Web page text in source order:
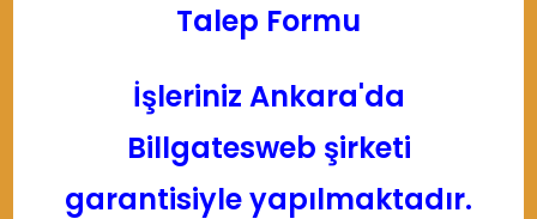
Talep Formu
İşleriniz Ankara'da
Billgatesweb şirketi
garantisiyle yapılmaktadır.